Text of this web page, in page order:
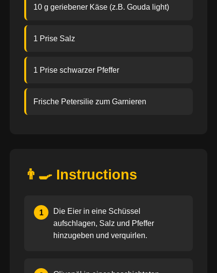
10 g geriebener Käse (z.B. Gouda light)
1 Prise Salz
1 Prise schwarzer Pfeffer
Frische Petersilie zum Garnieren
👨‍🍳 Instructions
1
Die Eier in eine Schüssel
aufschlagen, Salz und Pfeffer
hinzugeben und verquirlen.